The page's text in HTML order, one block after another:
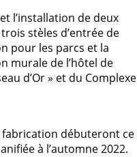
l’installation de deux
stèles d’entrée de
pour les parcs et la
murale de l’hôtel de
d’Or » et du Complexe
débuteront ce
à l’automne 2022.